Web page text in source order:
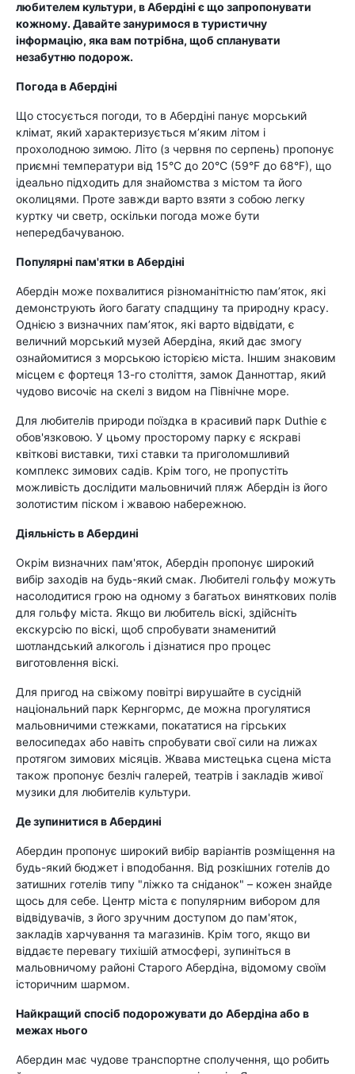
любителем культури, в Абердіні є що запропонувати
кожному. Давайте зануримося в туристичну
інформацію, яка вам потрібна, щоб спланувати
незабутню подорож.
Погода в Абердіні
Що стосується погоди, то в Абердіні панує морський
клімат, який характеризується м’яким літом і
прохолодною зимою. Літо (з червня по серпень) пропонує
приємні температури від 15°C до 20°C (59°F до 68°F), що
ідеально підходить для знайомства з містом та його
околицями. Проте завжди варто взяти з собою легку
куртку чи светр, оскільки погода може бути
непередбачуваною.
Популярні пам'ятки в Абердіні
Абердін може похвалитися різноманітністю пам’яток, які
демонструють його багату спадщину та природну красу.
Однією з визначних пам’яток, які варто відвідати, є
величний морський музей Абердіна, який дає змогу
ознайомитися з морською історією міста. Іншим знаковим
місцем є фортеця 13-го століття, замок Данноттар, який
чудово височіє на скелі з видом на Північне море.
Для любителів природи поїздка в красивий парк Duthie є
обов'язковою. У цьому просторому парку є яскраві
квіткові виставки, тихі ставки та приголомшливий
комплекс зимових садів. Крім того, не пропустіть
можливість дослідити мальовничий пляж Абердін із його
золотистим піском і жвавою набережною.
Діяльність в Абердині
Окрім визначних пам'яток, Абердін пропонує широкий
вибір заходів на будь-який смак. Любителі гольфу можуть
насолодитися грою на одному з багатьох виняткових полів
для гольфу міста. Якщо ви любитель віскі, здійсніть
екскурсію по віскі, щоб спробувати знаменитий
шотландський алкоголь і дізнатися про процес
виготовлення віскі.
Для пригод на свіжому повітрі вирушайте в сусідній
національний парк Кернгормс, де можна прогулятися
мальовничими стежками, покататися на гірських
велосипедах або навіть спробувати свої сили на лижах
протягом зимових місяців. Жвава мистецька сцена міста
також пропонує безліч галерей, театрів і закладів живої
музики для любителів культури.
Де зупинитися в Абердині
Абердин пропонує широкий вибір варіантів розміщення на
будь-який бюджет і вподобання. Від розкішних готелів до
затишних готелів типу "ліжко та сніданок" – кожен знайде
щось для себе. Центр міста є популярним вибором для
відвідувачів, з його зручним доступом до пам'яток,
закладів харчування та магазинів. Крім того, якщо ви
віддаєте перевагу тихішій атмосфері, зупиніться в
мальовничому районі Старого Абердіна, відомому своїм
історичним шармом.
Найкращий спосіб подорожувати до Абердіна або в
межах нього
Абердин має чудове транспортне сполучення, що робить